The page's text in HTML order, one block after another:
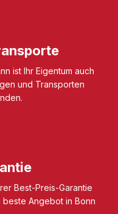
ist Ihr Eigentum auch
und Transporten
Best-Preis-Garantie
Angebot in Bonn